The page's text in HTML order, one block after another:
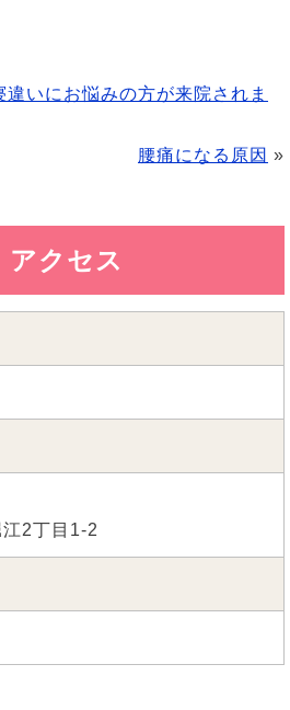
いにお悩みの方が来院されま
腰痛になる原因 »
アクセス
2丁目1-2